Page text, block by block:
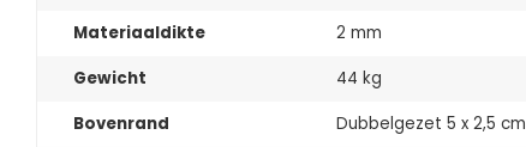
Materiaaldikte
2 mm
Gewicht
44 kg
Bovenrand
Dubbelgezet 5 x 2,5 cm